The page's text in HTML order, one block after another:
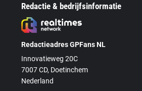
Redactie & bedrijfsinformatie
Redactieadres GPFans NL
Innovatieweg 20C
7007 CD, Doetinchem
Nederland